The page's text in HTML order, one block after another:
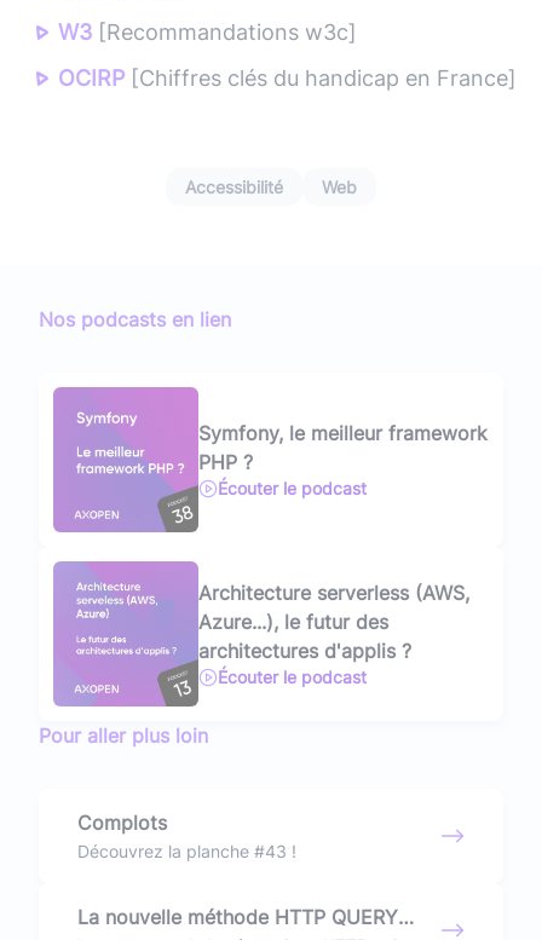
W3 [Recommandations w3c]
OCIRP [Chiffres clés du handicap en France]
Accessibilité Web
Nos podcasts en lien
Symfony, le meilleur framework
PHP ?
Écouter le podcast
Architecture serverless (AWS,
Azure...), le futur des
architectures d'applis ?
Écouter le podcast
Pour aller plus loin
Complots
Découvrez la planche #43 !
La nouvelle méthode HTTP QUERY